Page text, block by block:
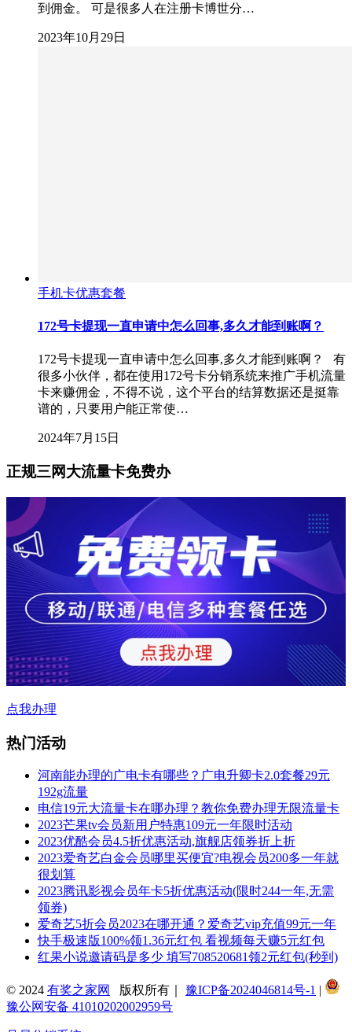
到佣金。 可是很多人在注册卡博世分…
2023年10月29日
手机卡优惠套餐
172号卡提现一直申请中怎么回事,多久才能到账啊？
172号卡提现一直申请中怎么回事,多久才能到账啊？ 有
很多小伙伴，都在使用172号卡分销系统来推广手机流量
卡来赚佣金，不得不说，这个平台的结算数据还是挺靠
谱的，只要用户能正常使…
2024年7月15日
正规三网大流量卡免费办
点我办理
热门活动
河南能办理的广电卡有哪些？广电升卿卡2.0套餐29元
192g流量
电信19元大流量卡在哪办理？教你免费办理无限流量卡
2023芒果tv会员新用户特惠109元一年限时活动
2023优酷会员4.5折优惠活动,旗舰店领券折上折
2023爱奇艺白金会员哪里买便宜?电视会员200多一年就
很划算
2023腾讯影视会员年卡5折优惠活动(限时244一年,无需
领券)
爱奇艺5折会员2023在哪开通？爱奇艺vip充值99元一年
快手极速版100%领1.36元红包 看视频每天赚5元红包
红果小说邀请码是多少 填写708520681领2元红包(秒到)
© 2024 有奖之家网 版权所有｜ 豫ICP备2024046814号-1 |
豫公网安备 41010202002959号